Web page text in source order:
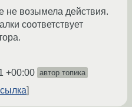
не возымела действия.
соответствует
+00:00 автор топика